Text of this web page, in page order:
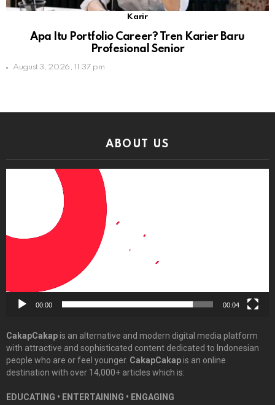
Karir
Apa Itu Portfolio Career? Tren Karier Baru
Profesional Senior
August 3, 2026, 11:37 pm
ABOUT US
00:00 00:04
CakapCakapis an alternative and modern digital media platform
with attractive and sophisticated content dedicated to Indonesian
people who are or feel younger. CakapCakapis an online
destination with over 14,000+ articles which is:
EDUCATING • ENTERTAINING • ENGAGING